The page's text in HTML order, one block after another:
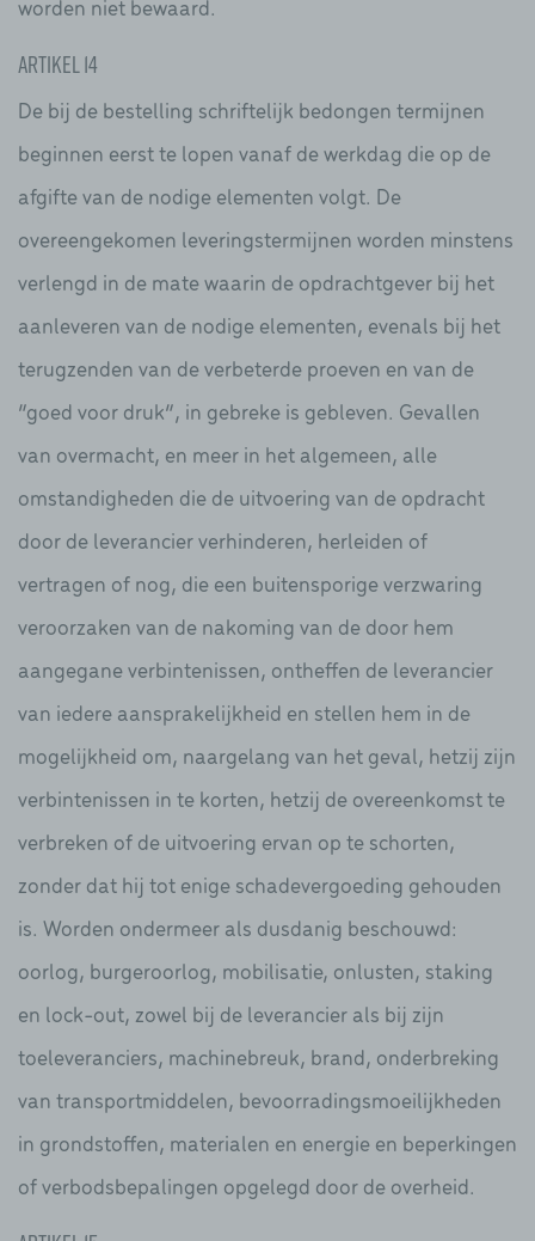
worden niet bewaard.
Artikel 14
De bij de bestelling schriftelijk bedongen termijnen
beginnen eerst te lopen vanaf de werkdag die op de
afgifte van de nodige elementen volgt. De
overeengekomen leveringstermijnen worden minstens
verlengd in de mate waarin de opdrachtgever bij het
aanleveren van de nodige elementen, evenals bij het
terugzenden van de verbeterde proeven en van de
“goed voor druk”, in gebreke is gebleven. Gevallen
van overmacht, en meer in het algemeen, alle
omstandigheden die de uitvoering van de opdracht
door de leverancier verhinderen, herleiden of
vertragen of nog, die een buitensporige verzwaring
veroorzaken van de nakoming van de door hem
aangegane verbintenissen, ontheffen de leverancier
van iedere aansprakelijkheid en stellen hem in de
mogelijkheid om, naargelang van het geval, hetzij zijn
verbintenissen in te korten, hetzij de overeenkomst te
verbreken of de uitvoering ervan op te schorten,
zonder dat hij tot enige schadevergoeding gehouden
is. Worden ondermeer als dusdanig beschouwd:
oorlog, burgeroorlog, mobilisatie, onlusten, staking
en lock-out, zowel bij de leverancier als bij zijn
toeleveranciers, machinebreuk, brand, onderbreking
van transportmiddelen, bevoorradingsmoeilijkheden
in grondstoffen, materialen en energie en beperkingen
of verbodsbepalingen opgelegd door de overheid.